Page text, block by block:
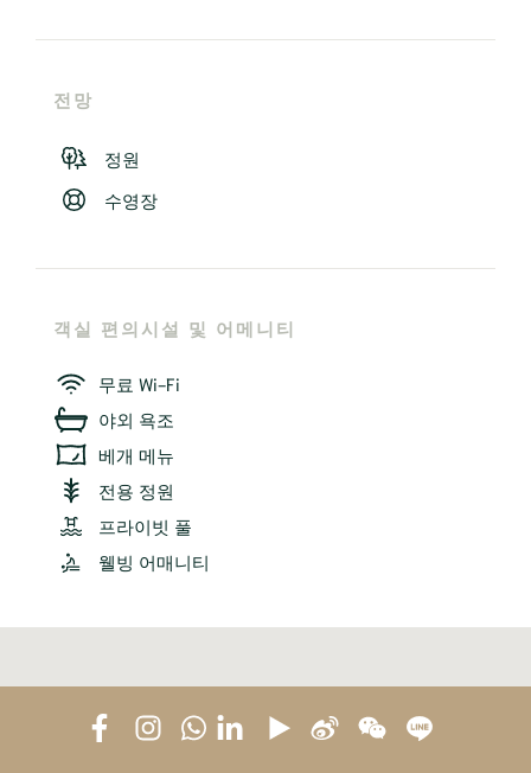
전망
정원
수영장
객실 편의시설 및 어메니티
무료 Wi-Fi
야외 욕조
베개 메뉴
전용 정원
프라이빗 풀
웰빙 어매니티